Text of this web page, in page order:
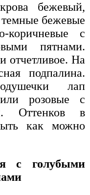
бежевый,
бежевые
коричневые с
пятнами.
отчетливое. На
подпалина.
лап
розовые с
Оттенков в
как можно
с голубыми